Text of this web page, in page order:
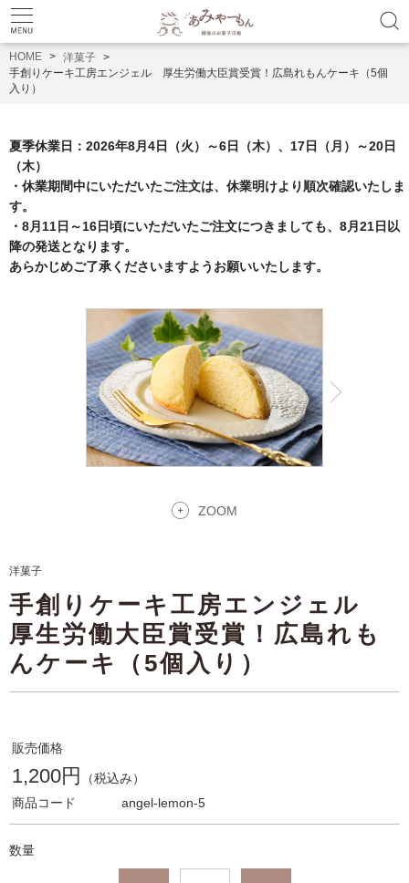
HOME
洋菓子
手創りケーキ工房エンジェル 厚生労働大臣賞受賞！広島れもんケーキ（5個
入り）
夏季休業日：2026年8月4日（火）～6日（木）、17日（月）～20日
（木）
・休業期間中にいただいたご注文は、休業明けより順次確認いたしま
す。
・8月11日～16日頃にいただいたご注文につきましても、8月21日以
降の発送となります。
あらかじめご了承くださいますようお願いいたします。
ZOOM
洋菓子
手創りケーキ工房エンジェル
厚生労働大臣賞受賞！広島れも
んケーキ（5個入り）
販売価格
1,200円
（税込み）
商品コード
angel-lemon-5
数量